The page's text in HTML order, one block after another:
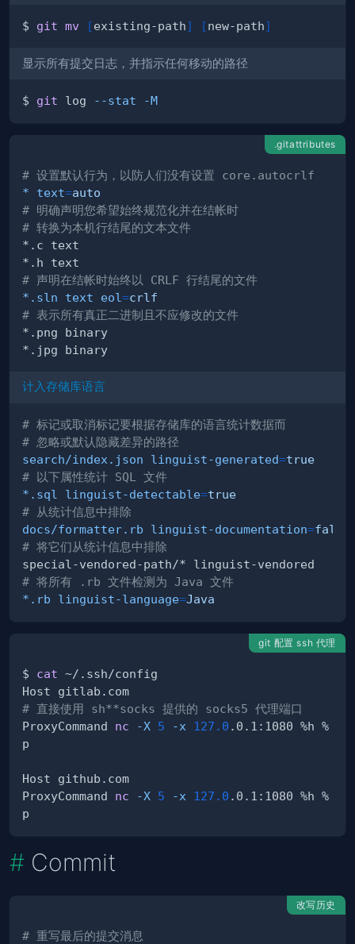
$ git mv [existing-path] [new-path]
显示所有提交日志，并指示任何移动的路径
$ git log --stat -M
.gitattributes
# 设置默认行为，以防人们没有设置 core.autocrlf
* text=auto
# 明确声明您希望始终规范化并在结帐时
# 转换为本机行结尾的文本文件
# 声明在结帐时始终以 CRLF 行结尾的文件
*.sln text eol=crlf
# 表示所有真正二进制且不应修改的文件
计入存储库语言
# 标记或取消标记要根据存储库的语言统计数据而
# 忽略或默认隐藏差异的路径
search/index.json linguist-generated=true
# 以下属性统计 SQL 文件
*.sql linguist-detectable=true
# 从统计信息中排除
docs/formatter.rb linguist-documentation=false
# 将它们从统计信息中排除
# 将所有 .rb 文件检测为 Java 文件
*.rb linguist-language=Java
git 配置 ssh 代理
$ cat
# 直接使用 sh**socks 提供的 socks5 代理端口
ProxyCommand nc -X 5 -x 127.0 .0.1:1080 %h %
ProxyCommand nc -X 5 -x 127.0 .0.1:1080 %h %
Commit
改写历史
# 重写最后的提交消息